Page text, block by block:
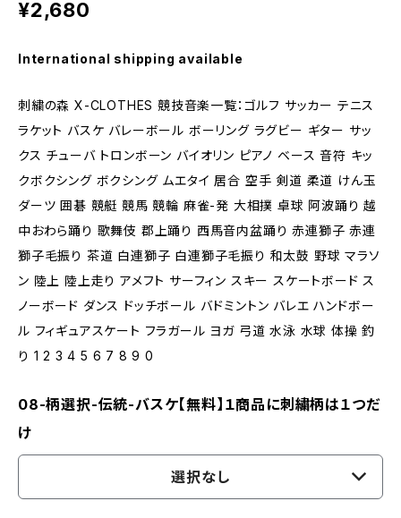
¥2,680
International shipping available
刺繍の森 X-CLOTHES 競技音楽一覧：ゴルフ サッカー テニス
ラケット バスケ バレーボール ボーリング ラグビー ギター サッ
クス チューバ トロンボーン バイオリン ピアノ ベース 音符 キッ
クボクシング ボクシング ムエタイ 居合 空手 剣道 柔道 けん玉
ダーツ 囲碁 競艇 競馬 競輪 麻雀-発 大相撲 卓球 阿波踊り 越
中おわら踊り 歌舞伎 郡上踊り 西馬音内盆踊り 赤連獅子 赤連
獅子毛振り 茶道 白連獅子 白連獅子毛振り 和太鼓 野球 マラソ
ン 陸上 陸上走り アメフト サーフィン スキー スケートボード ス
ノーボード ダンス ドッチボール バドミントン バレエ ハンドボー
ル フィギュアスケート フラガール ヨガ 弓道 水泳 水球 体操 釣
り 1 2 3 4 5 6 7 8 9 0
08-柄選択-伝統-バスケ【無料】１商品に刺繍柄は１つだ
け
選択なし